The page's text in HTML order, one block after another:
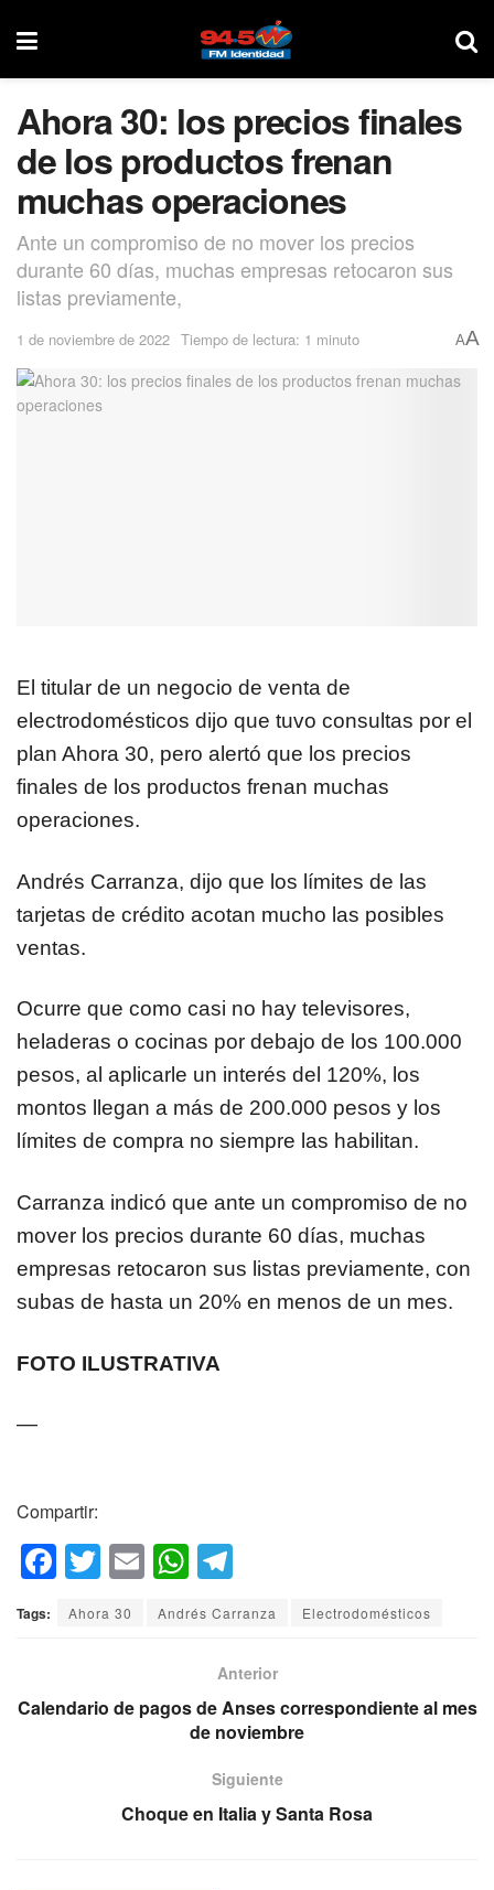
Ahora 30: los precios finales
de los productos frenan
muchas operaciones
Ante un compromiso de no mover los precios
durante 60 días, muchas empresas retocaron sus
listas previamente,
1 de noviembre de 2022 Tiempo de lectura: 1 minuto AA
El titular de un negocio de venta de
electrodomésticos dijo que tuvo consultas por el
plan Ahora 30, pero alertó que los precios
finales de los productos frenan muchas
operaciones.
Andrés Carranza, dijo que los límites de las
tarjetas de crédito acotan mucho las posibles
ventas.
Ocurre que como casi no hay televisores,
heladeras o cocinas por debajo de los 100.000
pesos, al aplicarle un interés del 120%, los
montos llegan a más de 200.000 pesos y los
límites de compra no siempre las habilitan.
Carranza indicó que ante un compromiso de no
mover los precios durante 60 días, muchas
empresas retocaron sus listas previamente, con
subas de hasta un 20% en menos de un mes.
FOTO ILUSTRATIVA
—
Compartir:
F
a
c
b
T
wi
tt
E
m
ail
W
h
at
A
p
el
e
gr
a
m
Tags: Ahora 30 Andrés Carranza Electrodomésticos
Anterior
Calendario de pagos de Anses correspondiente al mes
de noviembre
Siguiente
Choque en Italia y Santa Rosa